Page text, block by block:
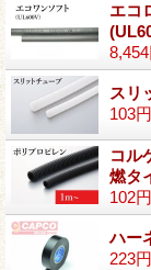
エコ
スリ
103円
コル
燃タ
102円
ハー
223円